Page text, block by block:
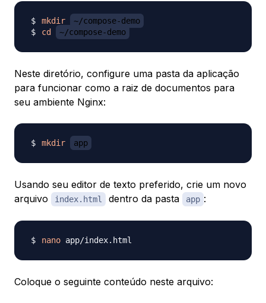
mkdir
~/compose-demo
cd
~/compose-demo
Neste diretório, configure uma pasta da aplicação
para funcionar como a raiz de documentos para
seu ambiente Nginx:
mkdir app
Usando seu editor de texto preferido, crie um novo
arquivo
index.html dentro da pasta app :
nano
Coloque o seguinte conteúdo neste arquivo: